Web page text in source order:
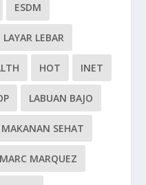
ESDM
LAYAR LEBAR
HOT INET
LABUAN BAJO
MAKANAN SEHAT
MARC MARQUEZ